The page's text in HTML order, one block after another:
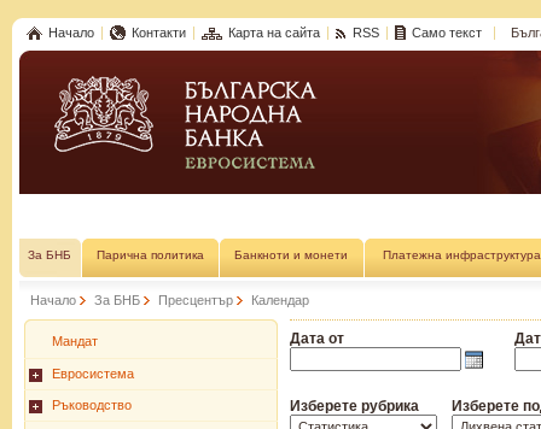
Начало Контакти Карта на сайта RSS Само текст
За БНБ Парична политика Банкноти и монети Платежна инфраструктура
Начало За БНБ Пресцентър Календар
Мандат
Евросистема
Ръководство
Дата от
Изберете рубрика Изберете